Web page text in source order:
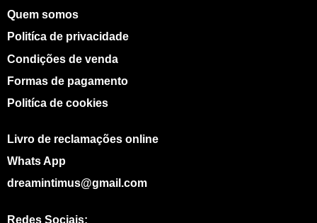
Quem somos
Politíca de privacidade
Condições de venda
Formas de pagamento
Politíca de cookies
Livro de reclamações online
Whats App
dreamintimus@gmail.com
Redes Sociais: